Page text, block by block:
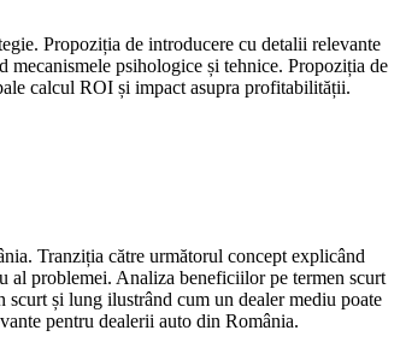
Propoziția de introducere cu detalii relevante
psihologice și tehnice. Propoziția de
calcul ROI și impact asupra profitabilității.
Tranziția către următorul concept explicând
al problemei. Analiza beneficiilor pe termen scurt
și lung ilustrând cum un dealer mediu poate
pentru dealerii auto din România.